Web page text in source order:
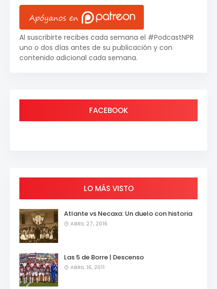
Al suscribirte recibes cada semana el #PodcastNPR
uno o dos días antes de su publicación y con
contenido adicional cada semana.
FACEBOOK
LO MÁS VISTO
Atlante vs Necaxa: Un duelo con historia
ABRIL 27, 2016
Las 5 de Borre | Descenso
ABRIL 16, 2011